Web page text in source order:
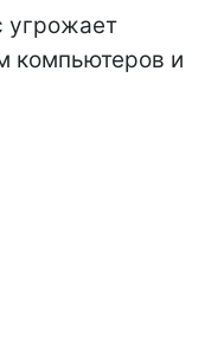
угрожает
компьютеров и